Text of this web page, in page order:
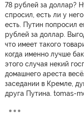
78 рублей за доллар?
спросил, есть ли у
есть. Путин попросил
рублей за доллар.
что имеет такого
когда именно лучше
этого случая некий
домашнего ареста
заседании в Кремле,
друга Путина. tomas-